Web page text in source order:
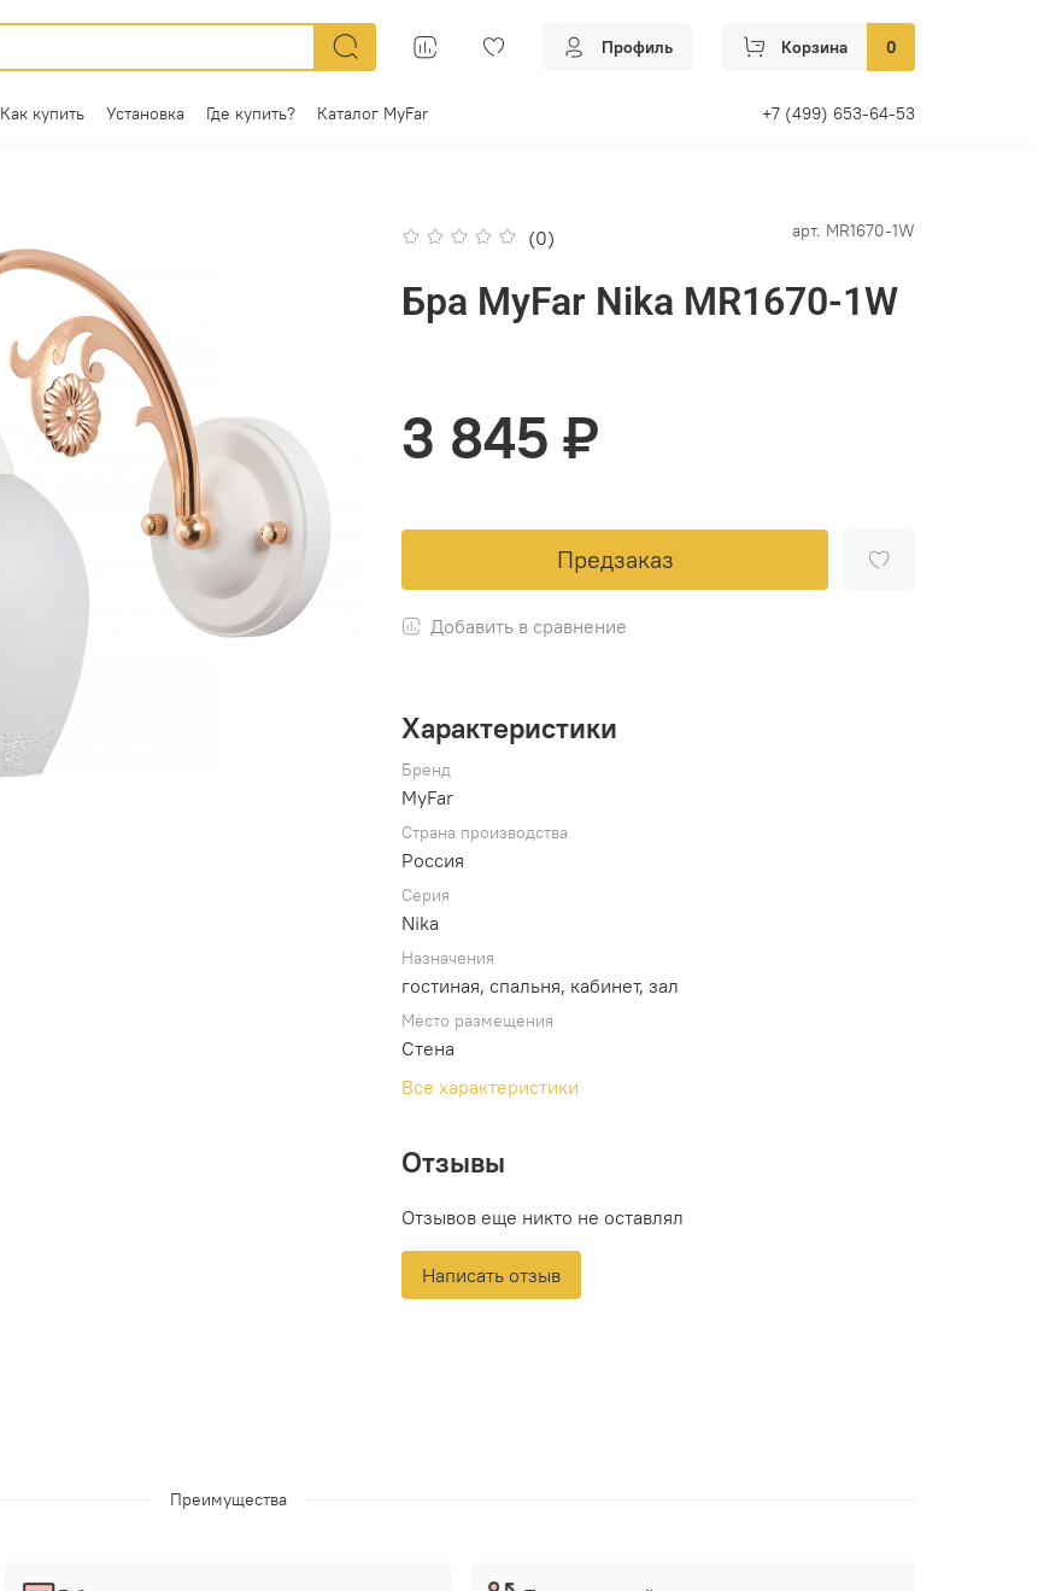
Профиль Корзина 0
Как купить Установка Где купить? Каталог MyFar +7 (499) 653-64-53
(0) арт. MR1670-1W
Бра MyFar Nika MR1670-1W
3 845 ₽
Предзаказ
Добавить в сравнение
Характеристики
Бренд
MyFar
Страна производства
Россия
Серия
Nika
Назначения
гостиная, спальня, кабинет, зал
Место размещения
Стена
Все характеристики
Отзывы
Отзывов еще никто не оставлял
Написать отзыв
Преимущества